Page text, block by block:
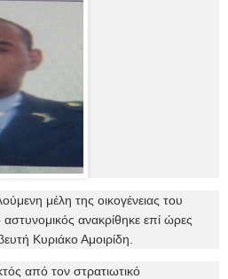
μέλη της οικογένειας του
ανακρίθηκε επί ώρες
Κυριάκο Αμοιρίδη.
από τον στρατιωτικό